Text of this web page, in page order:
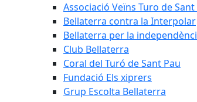
Associació Veïns Turo de Sant
Bellaterra contra la Interpolar
Bellaterra per la
Club Bellaterra
Coral del Turó de Sant Pau
Fundació Els xiprers
Grup Escolta Bellaterra